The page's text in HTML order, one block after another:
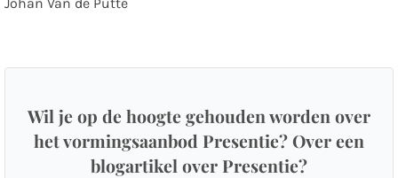
Wil je op de hoogte gehouden worden over
het vormingsaanbod Presentie? Over een
blogartikel over Presentie?